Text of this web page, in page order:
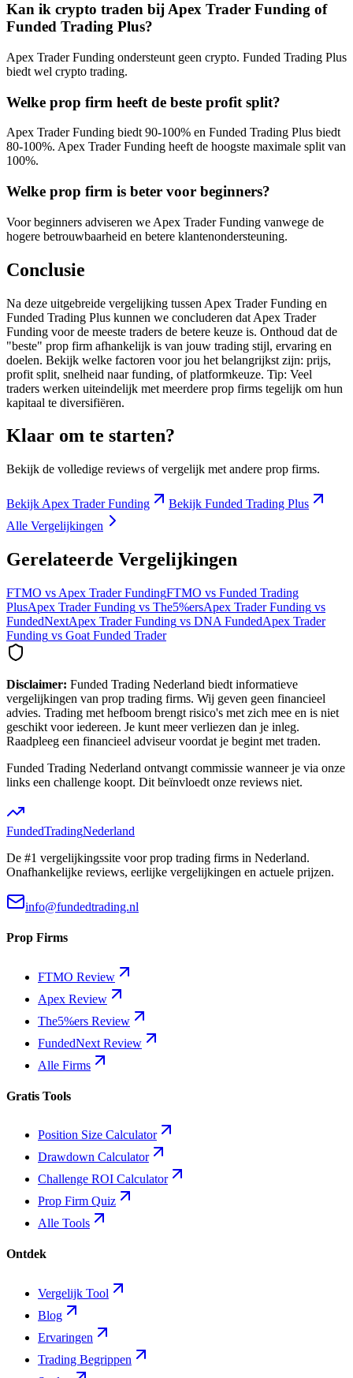
Kan ik crypto traden bij Apex Trader Funding of
Funded Trading Plus?
Apex Trader Funding ondersteunt geen crypto. Funded Trading Plus
biedt wel crypto trading.
Welke prop firm heeft de beste profit split?
Apex Trader Funding biedt 90-100% en Funded Trading Plus biedt
80-100%. Apex Trader Funding heeft de hoogste maximale split van
100%.
Welke prop firm is beter voor beginners?
Voor beginners adviseren we Apex Trader Funding vanwege de
hogere betrouwbaarheid en betere klantenondersteuning.
Conclusie
Na deze uitgebreide vergelijking tussen Apex Trader Funding en
Funded Trading Plus kunnen we concluderen dat Apex Trader
Funding voor de meeste traders de betere keuze is. Onthoud dat de
"beste" prop firm afhankelijk is van jouw trading stijl, ervaring en
doelen. Bekijk welke factoren voor jou het belangrijkst zijn: prijs,
profit split, snelheid naar funding, of platformkeuze. Tip: Veel
traders werken uiteindelijk met meerdere prop firms tegelijk om hun
kapitaal te diversifiëren.
Klaar om te starten?
Bekijk de volledige reviews of vergelijk met andere prop firms.
Bekijk Apex Trader Funding Bekijk Funded Trading Plus
Alle Vergelijkingen
Gerelateerde Vergelijkingen
FTMO vs Apex Trader FundingFTMO vs Funded Trading
PlusApex Trader Funding vs The5%ersApex Trader Funding vs
FundedNextApex Trader Funding vs DNA FundedApex Trader
Funding vs Goat Funded Trader
Disclaimer: Funded Trading Nederland biedt informatieve
vergelijkingen van prop trading firms. Wij geven geen financieel
advies. Trading met hefboom brengt risico's met zich mee en is niet
geschikt voor iedereen. Je kunt meer verliezen dan je inleg.
Raadpleeg een financieel adviseur voordat je begint met traden.
Funded Trading Nederland ontvangt commissie wanneer je via onze
links een challenge koopt. Dit beïnvloedt onze reviews niet.
FundedTradingNederland
De #1 vergelijkingssite voor prop trading firms in Nederland.
Onafhankelijke reviews, eerlijke vergelijkingen en actuele prijzen.
info@fundedtrading.nl
Prop Firms
FTMO Review
Apex Review
The5%ers Review
FundedNext Review
Alle Firms
Gratis Tools
Position Size Calculator
Drawdown Calculator
Challenge ROI Calculator
Prop Firm Quiz
Alle Tools
Ontdek
Vergelijk Tool
Blog
Ervaringen
Trading Begrippen